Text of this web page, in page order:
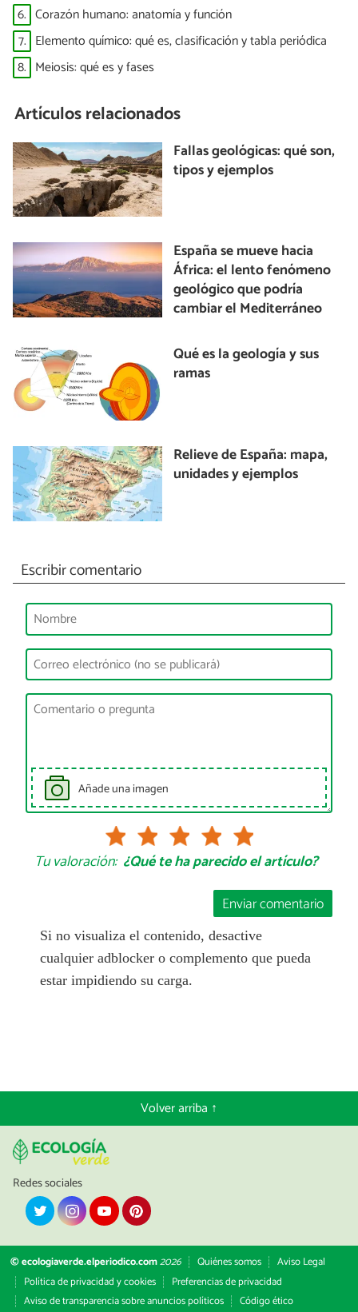
6. Corazón humano: anatomía y función
7. Elemento químico: qué es, clasificación y tabla periódica
8. Meiosis: qué es y fases
Artículos relacionados
Fallas geológicas: qué son,
tipos y ejemplos
España se mueve hacia
África: el lento fenómeno
geológico que podría
cambiar el Mediterráneo
Qué es la geología y sus
ramas
Relieve de España: mapa,
unidades y ejemplos
Escribir comentario
Añade una imagen
Tu valoración: ¿Qué te ha parecido el artículo?
Enviar comentario
Si no visualiza el contenido, desactive
cualquier adblocker o complemento que pueda
estar impidiendo su carga.
Volver arriba ↑
Redes sociales
© ecologiaverde.elperiodico.com2026 Quiénes somos
Aviso Legal
Política de privacidad y cookies
Preferencias de privacidad
Aviso de transparencia sobre anuncios políticos
Código ético